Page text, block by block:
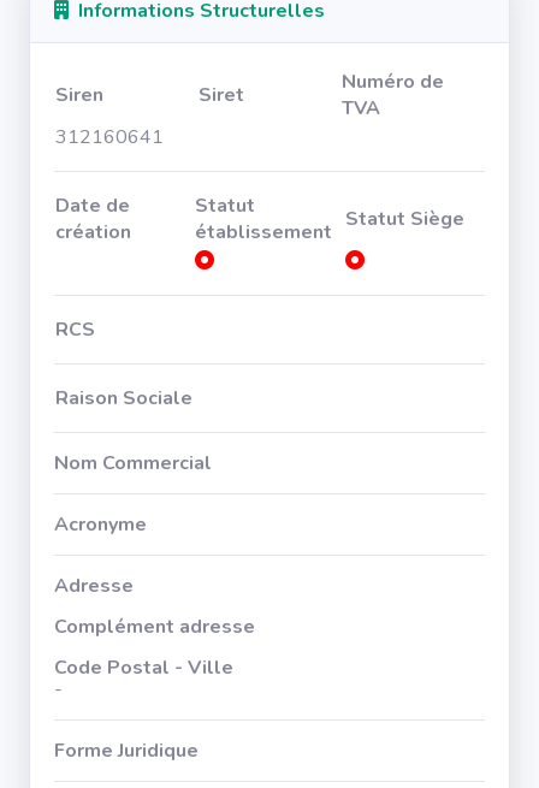
Informations Structurelles
Siren Siret
Numéro de
TVA
312160641
Date de
création
Statut
établissement Statut Siège
RCS
Raison Sociale
Nom Commercial
Acronyme
Adresse
Complément adresse
Code Postal - Ville
-
Forme Juridique